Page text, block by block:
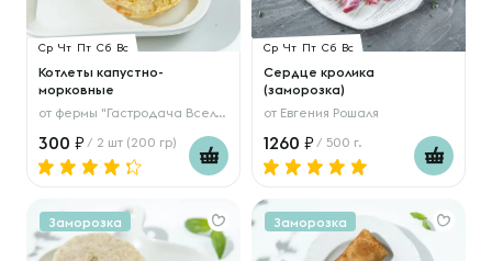
Ср Чт Пт Сб Вс
Котлеты капустно-
морковные
от фермы "Гастродача Вселуг"
300 / 2 шт (200 гр)
Ср Чт Пт Сб Вс
Сердце кролика
(заморозка)
от Евгения Рошаля
1260 / 500 г.
Заморозка Заморозка